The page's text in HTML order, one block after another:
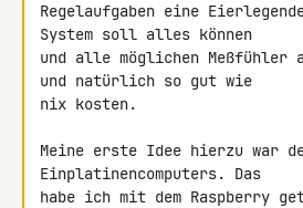
Regelaufgaben eine
System soll alles können
und alle möglichen Meßfühler
und natürlich so gut wie
nix kosten.
Meine erste Idee hierzu war
Einplatinencomputers. Das
habe ich mit dem Raspberry